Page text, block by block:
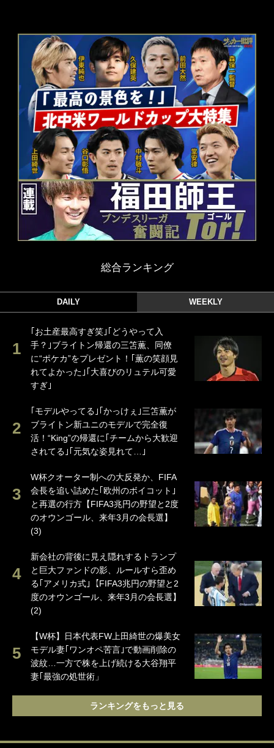
総合ランキング
DAILY WEEKLY
｢お土産最高すぎ笑｣｢どうやって入
手？｣ブライトン帰還の三笘薫、同僚
に“ポケカ”をプレゼント！｢薫の笑顔見
れてよかった｣｢大喜びのリュテル可愛
すぎ｣
｢モデルやってる｣｢かっけぇ｣三笘薫が
ブライトン新ユニのモデルで完全復
活！“King”の帰還に｢チームから大歓迎
されてる｣｢元気な姿見れて…｣
W杯クオーター制への大反発か、FIFA
会長を追い詰めた｢欧州のボイコット｣
と再選の行方【FIFA3兆円の野望と2度
のオウンゴール、来年3月の会長選】
(3)
新会社の背後に見え隠れするトランプ
と巨大ファンドの影、ルールすら歪め
る｢アメリカ式｣【FIFA3兆円の野望と2
度のオウンゴール、来年3月の会長選】
(2)
【W杯】日本代表FW上田綺世の爆美女
モデル妻｢ワンオペ苦言｣で動画削除の
波紋…一方で株を上げ続ける大谷翔平
妻｢最強の処世術」
ランキングをもっと見る